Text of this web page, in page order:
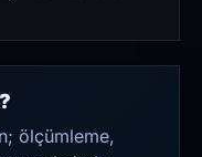
ölçümleme,